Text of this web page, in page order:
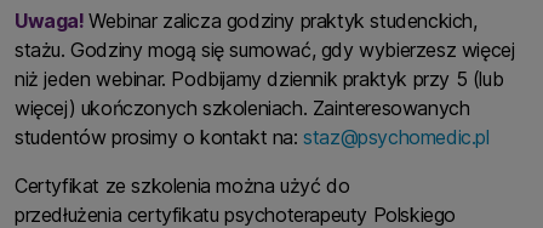
Uwaga!Webinar zalicza godziny praktyk studenckich,
stażu. Godziny mogą się sumować, gdy wybierzesz więcej
niż jeden webinar. Podbijamy dziennik praktyk przy 5 (lub
więcej) ukończonych szkoleniach. Zainteresowanych
studentów prosimy o kontakt na: staz@psychomedic.pl
Certyfikat ze szkolenia można użyć do
przedłużenia certyfikatu psychoterapeuty Polskiego